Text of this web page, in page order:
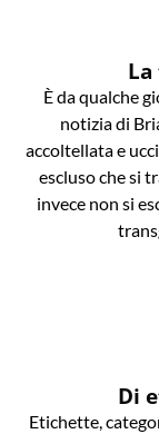
È da qualche
notizia di
accoltellata e
escluso che si
invece non si
Di
Etichette,